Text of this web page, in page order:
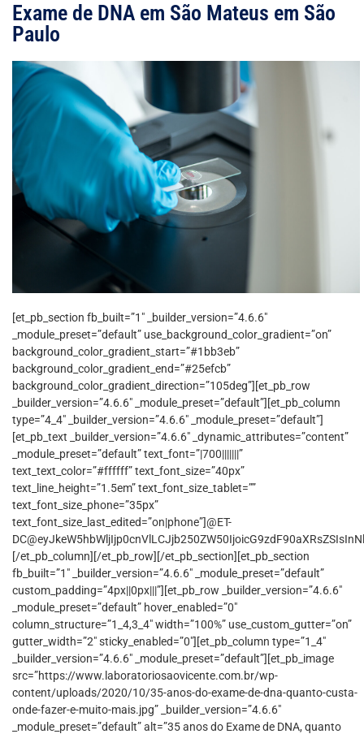
Exame de DNA em São Mateus em São
Paulo
[et_pb_section fb_built=”1″ _builder_version=”4.6.6″
_module_preset=”default” use_background_color_gradient=”on”
background_color_gradient_start=”#1bb3eb”
background_color_gradient_end=”#25efcb”
background_color_gradient_direction=”105deg”][et_pb_row
_builder_version=”4.6.6″ _module_preset=”default”][et_pb_column
type=”4_4″ _builder_version=”4.6.6″ _module_preset=”default”]
[et_pb_text _builder_version=”4.6.6″ _dynamic_attributes=”content”
_module_preset=”default” text_font=”|700|||||||”
text_text_color=”#ffffff” text_font_size=”40px”
text_line_height=”1.5em” text_font_size_tablet=””
text_font_size_phone=”35px”
text_font_size_last_edited=”on|phone”]@ET-
[/et_pb_column][/et_pb_row][/et_pb_section][et_pb_section
fb_built=”1″ _builder_version=”4.6.6″ _module_preset=”default”
custom_padding=”4px||0px|||”][et_pb_row _builder_version=”4.6.6″
_module_preset=”default” hover_enabled=”0″
column_structure=”1_4,3_4″ width=”100%” use_custom_gutter=”on”
gutter_width=”2″ sticky_enabled=”0″][et_pb_column type=”1_4″
_builder_version=”4.6.6″ _module_preset=”default”][et_pb_image
src=”https://www.laboratoriosaovicente.com.br/wp-
content/uploads/2020/10/35-anos-do-exame-de-dna-quanto-custa-
onde-fazer-e-muito-mais.jpg” _builder_version=”4.6.6″
_module_preset=”default” alt=”35 anos do Exame de DNA, quanto